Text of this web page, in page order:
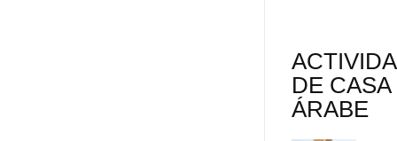
DE CASA
ÁRABE